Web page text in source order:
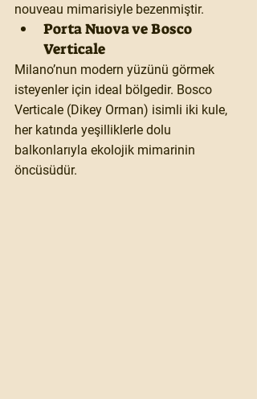
nouveau mimarisiyle bezenmiştir.
Porta Nuova ve Bosco
Verticale
Milano’nun modern yüzünü görmek
isteyenler için ideal bölgedir. Bosco
Verticale (Dikey Orman) isimli iki kule,
her katında yeşilliklerle dolu
balkonlarıyla ekolojik mimarinin
öncüsüdür.